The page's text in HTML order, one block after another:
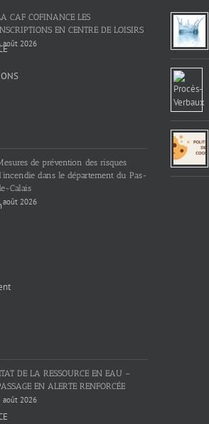
CAF COFINANCE LES
EN CENTRE DE LOISIRS
août 2026
de prévention des risques
dans le département du Pas-
Calais
août 2026
DE LA RESSOURCE EN EAU –
EN ALERTE RENFORCÉE
août 2026